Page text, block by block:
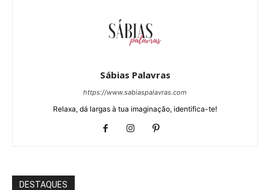
Sábias Palavras
https://www.sabiaspalavras.com
Relaxa, dá largas à tua imaginação, identifica-te!
DESTAQUES